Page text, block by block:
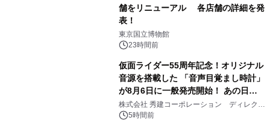
舗をリニューアル 各店舗の詳細を発
表！
東京国立博物館
23時間前
仮面ライダー55周年記念！オリジナル
音源を搭載した 「音声目覚まし時計」
が8月6日に一般発売開始！ あの日の
大興奮が今甦る
株式会社 秀建コーポレーション ディレクト
アートギャラリー
5時間前